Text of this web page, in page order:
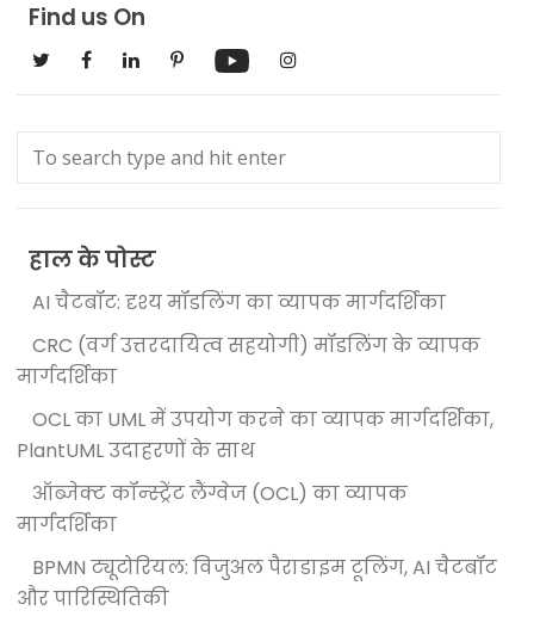
Find us On
हाल के पोस्ट
AI चैटबॉट: दृश्य मॉडलिंग का व्यापक मार्गदर्शिका
CRC (वर्ग उत्तरदायित्व सहयोगी) मॉडलिंग के व्यापक
मार्गदर्शिका
OCL का UML में उपयोग करने का व्यापक मार्गदर्शिका,
PlantUML उदाहरणों के साथ
ऑब्जेक्ट कॉन्स्ट्रेंट लैंग्वेज (OCL) का व्यापक
मार्गदर्शिका
BPMN ट्यूटोरियल: विजुअल पैराडाइम टूलिंग, AI चैटबॉट
और पारिस्थितिकी